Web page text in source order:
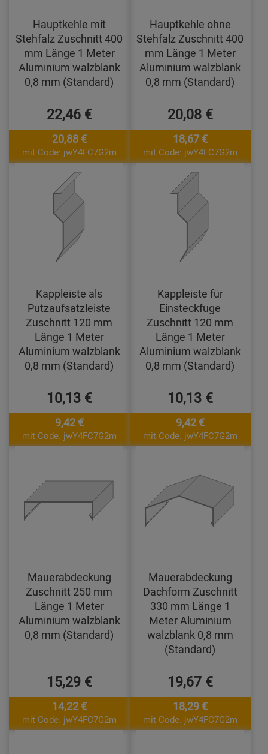
Hauptkehle mit
Stehfalz Zuschnitt 400
mm Länge 1 Meter
Aluminium walzblank
0,8 mm (Standard)
22,46 €
20,88 €
mit Code: jwY4FC7G2m
Hauptkehle ohne
Stehfalz Zuschnitt 400
mm Länge 1 Meter
Aluminium walzblank
0,8 mm (Standard)
20,08 €
18,67 €
mit Code: jwY4FC7G2m
Kappleiste als
Putzaufsatzleiste
Zuschnitt 120 mm
Länge 1 Meter
Aluminium walzblank
0,8 mm (Standard)
10,13 €
9,42 €
mit Code: jwY4FC7G2m
Kappleiste für
Einsteckfuge
Zuschnitt 120 mm
Länge 1 Meter
Aluminium walzblank
0,8 mm (Standard)
10,13 €
9,42 €
mit Code: jwY4FC7G2m
Mauerabdeckung
Zuschnitt 250 mm
Länge 1 Meter
Aluminium walzblank
0,8 mm (Standard)
15,29 €
14,22 €
mit Code: jwY4FC7G2m
Mauerabdeckung
Dachform Zuschnitt
330 mm Länge 1
Meter Aluminium
walzblank 0,8 mm
(Standard)
19,67 €
18,29 €
mit Code: jwY4FC7G2m